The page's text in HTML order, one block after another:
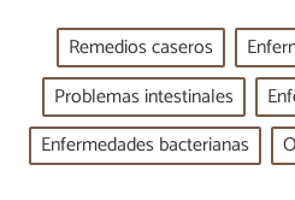
Remedios caseros
Problemas intestinales
Enfermedades bacterianas